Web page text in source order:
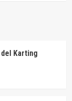
Karting